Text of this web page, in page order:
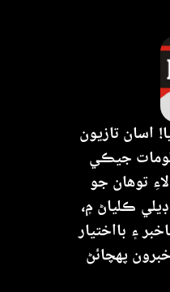
اسان تازيون
جيڪي
توهان جو
ڪلياڻ ۾،
۽ بااختيار
پهچائڻ